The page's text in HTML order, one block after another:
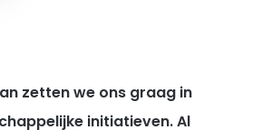
zetten we ons graag in
initiatieven. Al